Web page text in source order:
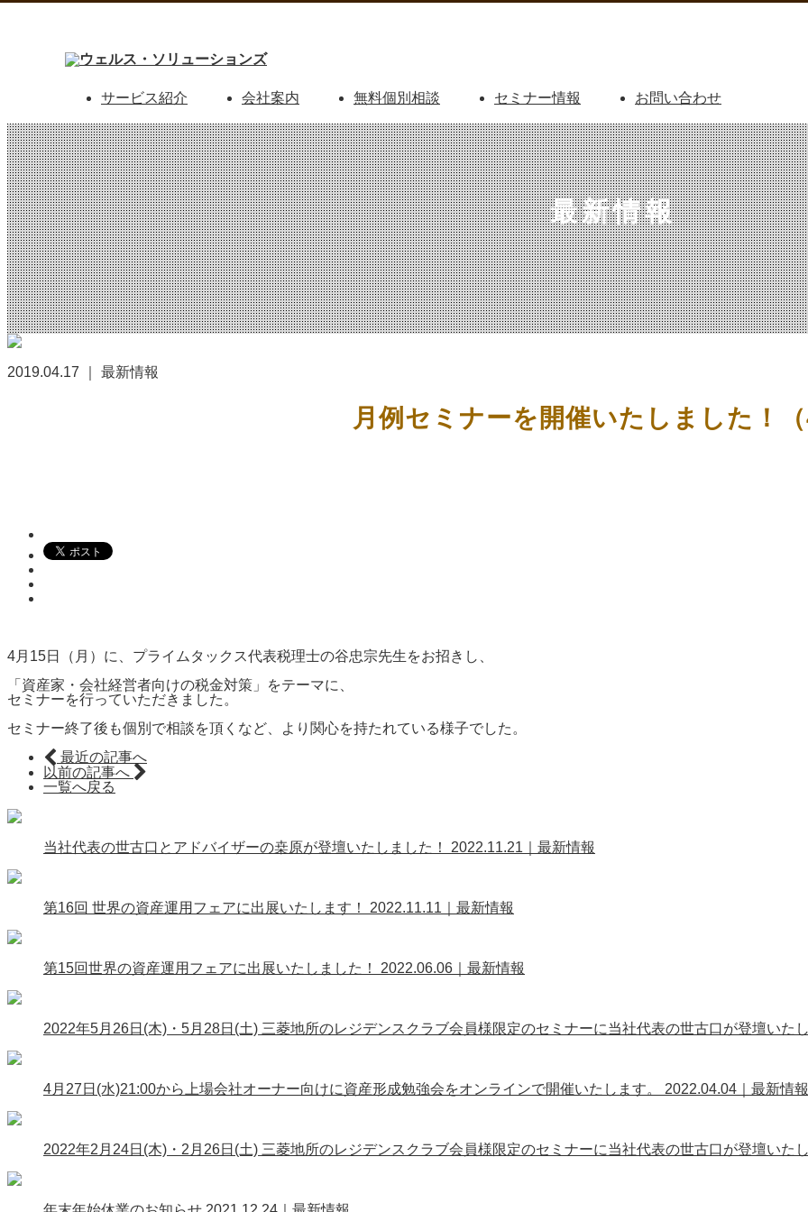
最新情報
サービス紹介 会社案内 無料個別相談 セミナー情報 お問い合わせ
2019.04.17 ｜ 最新情報
月例セミナーを開催いたしました！
4月15日（月）に、プライムタックス代表税理士の谷忠宗先生をお招きし、
「資産家・会社経営者向けの税金対策」をテーマに、
セミナーを行っていただきました。
セミナー終了後も個別で相談を頂くなど、より関心を持たれている様子でした。
最近の記事へ
以前の記事へ
一覧へ戻る
当社代表の世古口とアドバイザーの桒原が登壇いたしました！ 2022.11.21｜最新情報
第16回 世界の資産運用フェアに出展いたします！ 2022.11.11｜最新情報
第15回世界の資産運用フェアに出展いたしました！ 2022.06.06｜最新情報
2022年5月26日(木)・5月28日(土) 三菱地所のレジデンスクラブ会員様限定のセミナーに当社代表の世古口が登壇いた
4月27日(水)21:00から上場会社オーナー向けに資産形成勉強会をオンラインで開催いたします。 2022.04.04｜最新情報
2022年2月24日(木)・2月26日(土) 三菱地所のレジデンスクラブ会員様限定のセミナーに当社代表の世古口が登壇いた